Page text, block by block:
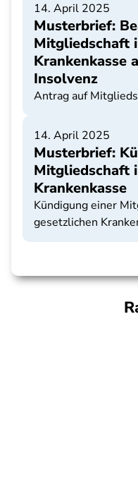
14. April 2025
Musterbrief:
Mitgliedschaft
Krankenkasse
Insolvenz
Antrag auf
14. April 2025
Musterbrief:
Mitgliedschaft
Krankenkasse
Kündigung einer
gesetzlichen